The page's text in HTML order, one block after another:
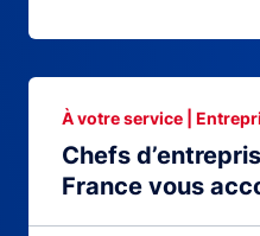
Chefs
France vous
À votre service |